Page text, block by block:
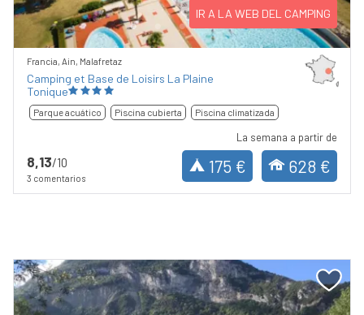
IR A LA WEB DEL CAMPING
Francia, Ain, Malafretaz
Camping et Base de Loisirs La Plaine
Tonique
Parque acuático Piscina cubierta Piscina climatizada
8,13/10
3 comentarios
La semana a partir de
175 € 628 €